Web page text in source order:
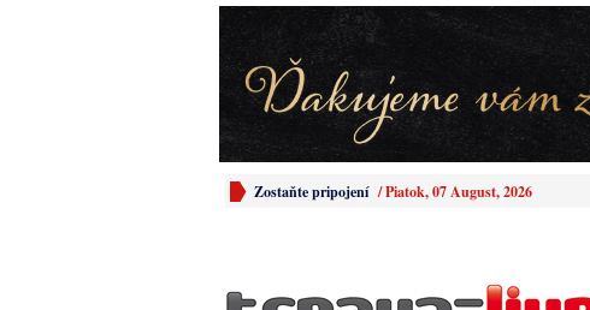
Zostaňte pripojení /Piatok, 07 August, 2026